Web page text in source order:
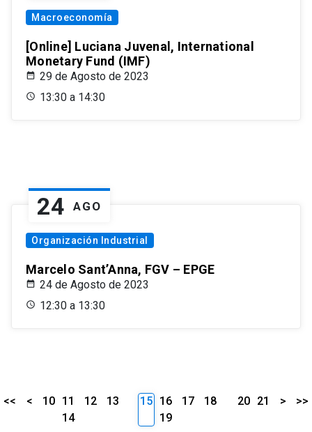
Macroeconomía
[Online] Luciana Juvenal, International
Monetary Fund (IMF)
29 de Agosto de 2023
13:30 a 14:30
24 AGO
Organización Industrial
Marcelo Sant’Anna, FGV – EPGE
24 de Agosto de 2023
12:30 a 13:30
<< < 10 11 12
13
14
15 16 17
18
19
20 21 > >>